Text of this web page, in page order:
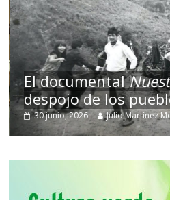
El documental
despojo de los
30 junio, 2026 Julio Martínez